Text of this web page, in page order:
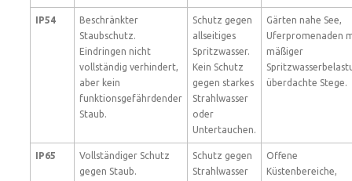
IP54
Beschränkter
Staubschutz.
Eindringen nicht
vollständig verhindert,
aber kein
funktionsgefährdender
Staub.
Schutz gegen
allseitiges
Spritzwasser.
Kein Schutz
gegen starkes
Strahlwasser
oder
Untertauchen.
Gärten nahe See,
Uferpromenaden
mäßiger
überdachte Stege.
IP65
Vollständiger Schutz
gegen Staub.
Schutz gegen
Strahlwasser
Offene
Küstenbereiche,